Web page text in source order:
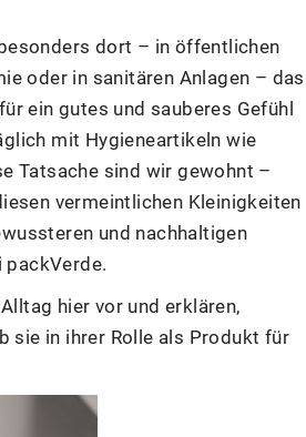
dort – in öffentlichen
oder in sanitären Anlagen – das
ein gutes und sauberes Gefühl
mit Hygieneartikeln wie
Tatsache sind wir gewohnt –
vermeintlichen Kleinigkeiten
und nachhaltigen
hier vor und erklären,
sie in ihrer Rolle als Produkt für